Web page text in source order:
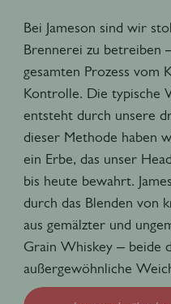
Bei Jameson sind wir
Brennerei zu betreiben
gesamten Prozess vom
Kontrolle. Die typische
entsteht durch unsere
dieser Methode haben
ein Erbe, das unser
bis heute bewahrt.
durch das Blenden von
aus gemälzter und
Grain Whiskey – beide
außergewöhnliche